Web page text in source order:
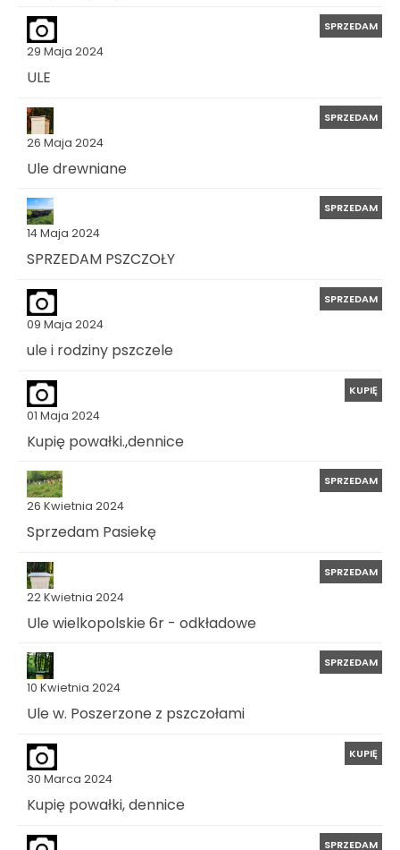
29 Maja 2024
SPRZEDAM
ULE
26 Maja 2024
SPRZEDAM
Ule drewniane
14 Maja 2024
SPRZEDAM
SPRZEDAM PSZCZOŁY
09 Maja 2024
SPRZEDAM
ule i rodziny pszczele
01 Maja 2024
KUPIĘ
Kupię powałki.,dennice
26 Kwietnia 2024
SPRZEDAM
Sprzedam Pasiekę
22 Kwietnia 2024
SPRZEDAM
Ule wielkopolskie 6r - odkładowe
10 Kwietnia 2024
SPRZEDAM
Ule w. Poszerzone z pszczołami
30 Marca 2024
KUPIĘ
Kupię powałki, dennice
SPRZEDAM